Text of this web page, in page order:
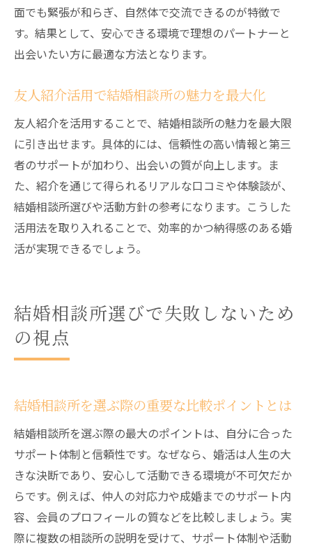
面でも緊張が和らぎ、自然体で交流できるのが特徴で
す。結果として、安心できる環境で理想のパートナーと
出会いたい方に最適な方法となります。
友人紹介活用で結婚相談所の魅力を最大化
友人紹介を活用することで、結婚相談所の魅力を最大限
に引き出せます。具体的には、信頼性の高い情報と第三
者のサポートが加わり、出会いの質が向上します。ま
た、紹介を通じて得られるリアルな口コミや体験談が、
結婚相談所選びや活動方針の参考になります。こうした
活用法を取り入れることで、効率的かつ納得感のある婚
活が実現できるでしょう。
結婚相談所選びで失敗しないため
の視点
結婚相談所を選ぶ際の重要な比較ポイントとは
結婚相談所を選ぶ際の最大のポイントは、自分に合った
サポート体制と信頼性です。なぜなら、婚活は人生の大
きな決断であり、安心して活動できる環境が不可欠だか
らです。例えば、仲人の対応力や成婚までのサポート内
容、会員のプロフィールの質などを比較しましょう。実
際に複数の相談所の説明を受けて、サポート体制や活動